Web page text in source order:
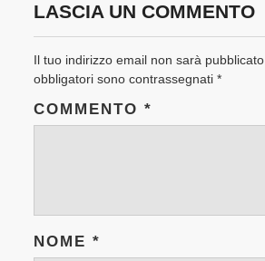
LASCIA UN COMMENTO
Il tuo indirizzo email non sarà pubblicato.
obbligatori sono contrassegnati*
COMMENTO*
NOME*